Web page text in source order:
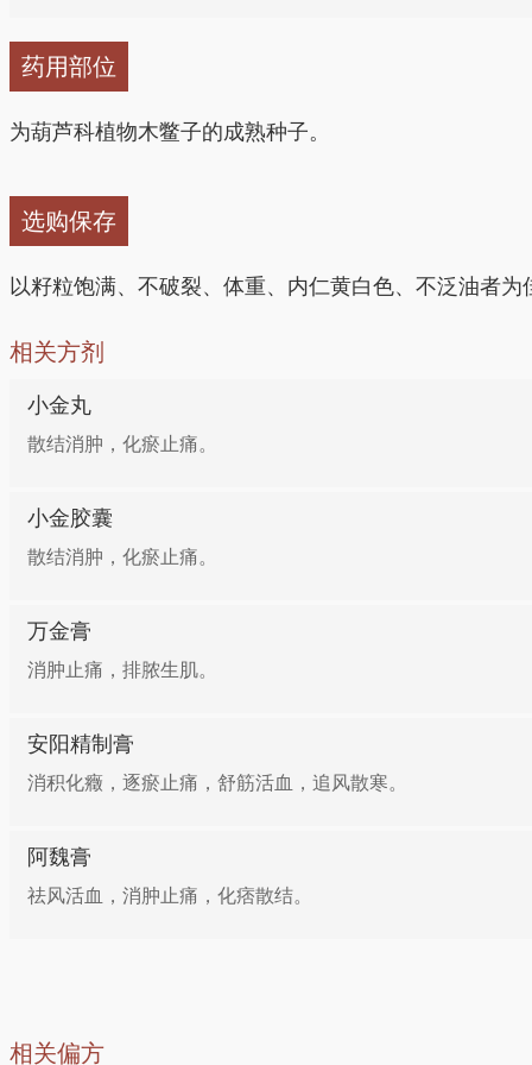
4、治疮疡肿毒：木鳖子、半夏各100g，草乌25g，
药用部位
为葫芦科植物木鳖子的成熟种子。
选购保存
以籽粒饱满、不破裂、体重、内仁黄白色、不泛油者为
相关方剂
小金丸
散结消肿，化瘀止痛。
小金胶囊
散结消肿，化瘀止痛。
万金膏
消肿止痛，排脓生肌。
安阳精制膏
消积化癥，逐瘀止痛，舒筋活血，追风散寒。
阿魏膏
祛风活血，消肿止痛，化痞散结。
相关偏方